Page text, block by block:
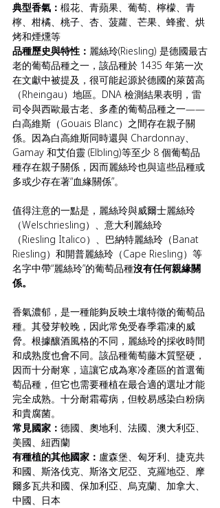
典型香氣： 椴花、青蘋果、葡萄、檸檬、青
檸、柑橘、桃子、杏、菠蘿、芒果、蜂蜜、烘
烤和煙燻等
品種歷史與特性： 麗絲玲(Riesling) 是德國最古
老的葡萄品種之一，該品種於 1435 年第一次
在文獻中被提及，很可能起源於德國的萊茵高
（Rheingau）地區。DNA 檢測結果表明，雷
司令與西歐最古老、多產的葡萄品種之一——
白高維斯（Gouais Blanc）之間存在親子關
係。因為白高維斯同時還與 Chardonnay、
Gamay 和艾伯靈 (Elbling)等至少 8 個葡萄品
種存在親子關係，因而麗絲玲也與這些品種或
多或少存在著“血緣關係”。
值得注意的一點是，麗絲玲與威爾士麗絲玲
（Welschriesling）、意大利麗絲玲
（Riesling Italico）、巴納特麗絲玲（Banat
Riesling）和開普麗絲玲（Cape Riesling）等
名字中帶“麗絲玲”的葡萄品種沒有任何親緣關
係。
香氣濃郁，是一種能夠反映土壤特徵的葡萄品
種。其發芽較晚，因此常免受春季霜凍的威
脅。根據釀酒風格的不同，麗絲玲的採收時間
和成熟度也會不同。該品種葡萄藤木質堅硬，
因而十分耐寒，這讓它成為寒冷產區的首選葡
萄品種，但它也需要種植在最合適的選址才能
完全成熟。十分耐霜霉病，但較易感染白粉病
和貴腐菌。
常見國家： 德國、奧地利、法國、澳大利亞、
美國、紐西蘭
有種植的其他國家： 盧森堡、匈牙利、捷克共
和國、斯洛伐克、斯洛文尼亞、克羅地亞、摩
爾多瓦共和國、保加利亞、烏克蘭、加拿大、
中國、日本